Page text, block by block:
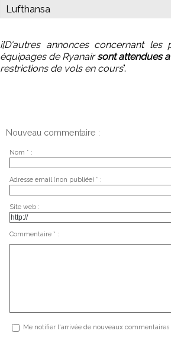
Lufthansa
i[D'autres annonces concernant
équipages de Ryanairsont attendues
restrictions de vols en cours".
Nouveau commentaire :
Nom * :
Adresse email (non publiée) * :
Site web :
Commentaire * :
Me notifier l'arrivée de nouveaux commentaires